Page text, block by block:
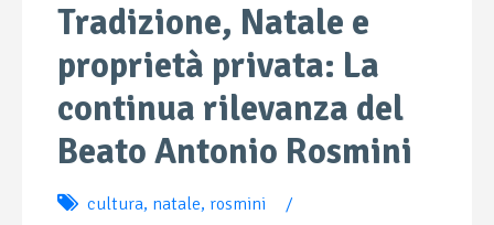
Tradizione, Natale e
proprietà privata: La
continua rilevanza del
Beato Antonio Rosmini
cultura, natale, rosmini
/